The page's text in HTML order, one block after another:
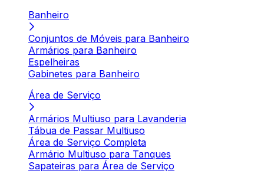
Banheiro
Conjuntos de Móveis para Banheiro
Armários para Banheiro
Espelheiras
Gabinetes para Banheiro
Área de Serviço
Armários Multiuso para Lavanderia
Tábua de Passar Multiuso
Área de Serviço Completa
Armário Multiuso para Tanques
Sapateiras para Área de Serviço